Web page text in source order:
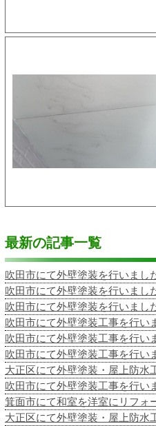
最新の記事一覧
吹田市にて外壁塗装を行いまし
吹田市にて外壁塗装を行いまし
吹田市にて外壁塗装を行いまし
吹田市にて外壁塗装工事を行い
吹田市にて外壁塗装工事を行い
吹田市にて外壁塗装工事を行い
大正区にて外壁塗装・屋上防水
吹田市にて外壁塗装工事を行い
箕面市にて和室を洋室にリフォ
大正区にて外壁塗装・屋上防水